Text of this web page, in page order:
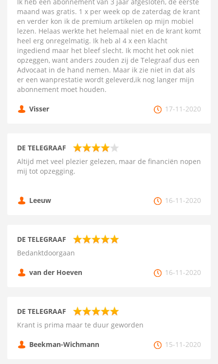
maand was gratis. 1 x per week op de zaterdag de krant
en verder kon ik de premium artikelen op mijn mobiel
lezen. Helaas werkte het helemaal niet en de krant komt
heel erg onregelmatig. Ik heb al 4 x een klacht
ingediend maar het bleef slecht. Ik mocht het ook niet
opzeggen, want anders zouden zij de Telegraaf dus een
Advocaat in de hand nemen. Maar ik zie niet in dat als
er een wanprestatie wordt geleverd,ik nog langer mijn
abonnement moet houden.
Visser 17-11-2020
DE TELEGRAAF
Altijd met veel plezier gelezen, maar de financiën nopen
mij tot opzegging.
Leeuw 16-11-2020
DE TELEGRAAF
Bedanktdoorgaan
van der Hoeven 16-11-2020
DE TELEGRAAF
Krant is prima maar te duur geworden
Beekman-Wichmann 15-11-2020